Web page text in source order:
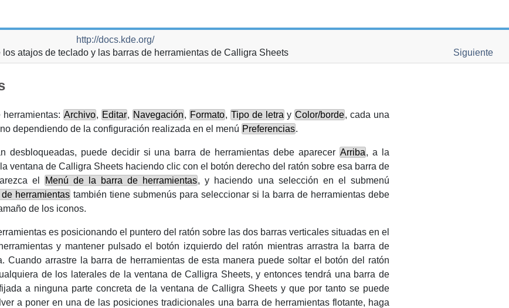
http://docs.kde.org/
atajos de teclado y las barras de herramientas de Calligra Sheets Siguiente
Archivo, Editar, Navegación, Formato, Tipo de letra y Color/borde, cada una
dependiendo de la configuración realizada en el menú Preferencias.
desbloqueadas, puede decidir si una barra de herramientas debe aparecer Arriba, a la
ventana de Calligra Sheets haciendo clic con el botón derecho del ratón sobre esa barra de
el
Menú de la barra de herramientas, y haciendo una selección en el submenú
herramientas también tiene submenús para seleccionar si la barra de herramientas debe
de los iconos.
es posicionando el puntero del ratón sobre las dos barras verticales situadas en el
y mantener pulsado el botón izquierdodel ratón mientras arrastra la barra de
Cuando arrastre la barra de herramientas de esta manera puede soltar el botón del ratón
de los laterales de la ventana deCalligra Sheets, y entonces tendrá una barra de
a ninguna parte concreta de la ventana de Calligra Sheets y que por tanto se puede
a poner en una de las posiciones tradicionales una barra de herramientas flotante, haga